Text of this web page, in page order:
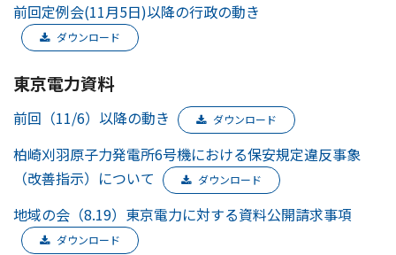
前回定例会(11月5日)以降の行政の動き
ダウンロード
東京電力資料
前回（11/6）以降の動き ダウンロード
柏崎刈羽原子力発電所6号機における保安規定違反事象
（改善指示）について
ダウンロード
地域の会（8.19）東京電力に対する資料公開請求事項
ダウンロード